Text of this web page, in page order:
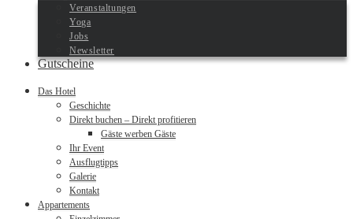
Veranstaltungen
Yoga
Jobs
Newsletter
Gutscheine
Das Hotel
Geschichte
Direkt buchen – Direkt profitieren
Gäste werben Gäste
Ihr Event
Ausflugtipps
Galerie
Kontakt
Appartements